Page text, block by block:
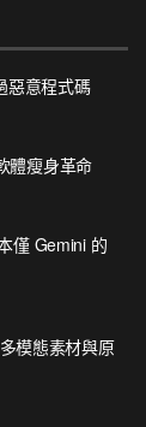
惡意程式碼
體瘦身革命
僅 Gemini 的
模態素材與原